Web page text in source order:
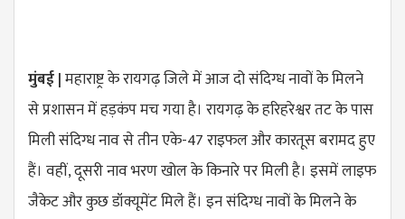
मुंबई |महाराष्ट्र के रायगढ़ जिले में आज दो संदिग्ध नावों के मिलने
से प्रशासन में हड़कंप मच गया है। रायगढ़ के हरिहरेश्वर तट के पास
मिली संदिग्ध नाव से तीन एके-47 राइफल और कारतूस बरामद हुए
हैं। वहीं, दूसरी नाव भरण खोल के किनारे पर मिली है। इसमें लाइफ
जैकेट और कुछ डॉक्यूमेंट मिले हैं। इन संदिग्ध नावों के मिलने के